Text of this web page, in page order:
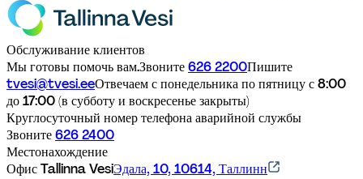
Обслуживание клиентов
Мы готовы помочь вам.Звоните 626 2200Пишите
tvesi@tvesi.eeОтвечаем с понедельника по пятницу с 8:00
до 17:00 (в субботу и воскресенье закрыты)
Круглосуточный номер телефона аварийной службы
Звоните 626 2400
Местонахождение
Офис Tallinna VesiЭдала, 10, 10614, Таллинн